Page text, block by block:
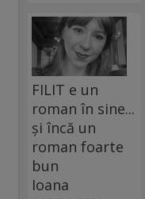
FILIT e un
roman în sine...
și încă un
roman foarte
bun
Ioana